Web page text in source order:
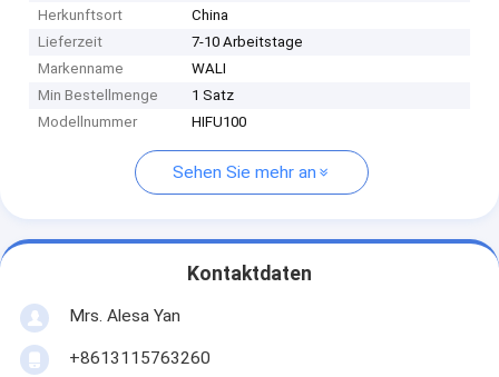
Herkunftsort
China
Lieferzeit
7-10 Arbeitstage
Markenname
WALI
Min Bestellmenge
1 Satz
Modellnummer
HIFU100
Sehen Sie mehr an
Kontaktdaten
Mrs. Alesa Yan
+8613115763260